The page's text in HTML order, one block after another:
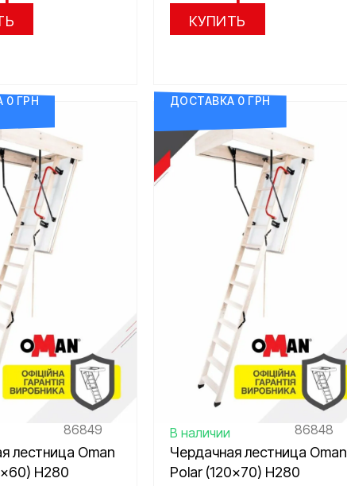
КУПИТЬ
0 ГРН
86849
лестница Oman
H280
ДОСТАВКА 0 ГРН
В наличии 86848
Чердачная лестница Oman
Polar (120×70) H280